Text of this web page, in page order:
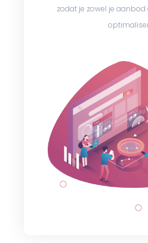
zodat je zowel je